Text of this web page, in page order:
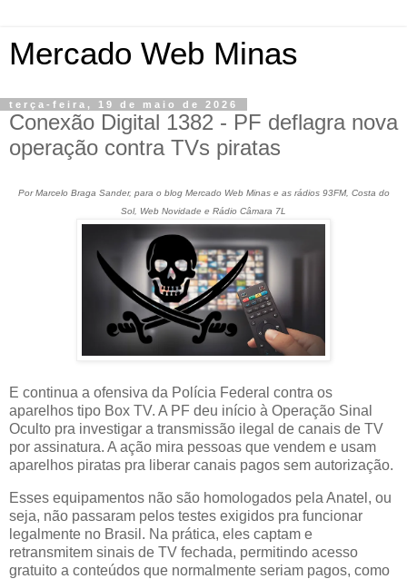
Mercado Web Minas
terça-feira, 19 de maio de 2026
Conexão Digital 1382 - PF deflagra nova
operação contra TVs piratas
Por Marcelo Braga Sander, para o blog Mercado Web Minas e as rádios 93FM, Costa do
Sol, Web Novidade e Rádio Câmara 7L
E continua a ofensiva da Polícia Federal contra os
aparelhos tipo Box TV. A PF deu início à Operação Sinal
Oculto pra investigar a transmissão ilegal de canais de TV
por assinatura. A ação mira pessoas que vendem e usam
aparelhos piratas pra liberar canais pagos sem autorização.
Esses equipamentos não são homologados pela Anatel, ou
seja, não passaram pelos testes exigidos pra funcionar
legalmente no Brasil. Na prática, eles captam e
retransmitem sinais de TV fechada, permitindo acesso
gratuito a conteúdos que normalmente seriam pagos, como